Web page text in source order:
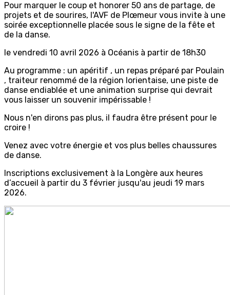
Pour marquer le coup et honorer 50 ans de partage, de
projets et de sourires, l'AVF de Plœmeur vous invite à une
soirée exceptionnelle placée sous le signe de la fête et
de la danse.
le vendredi 10 avril 2026 à Océanis à partir de 18h30
Au programme : un apéritif , un repas préparé par Poulain
, traiteur renommé de la région lorientaise, une piste de
danse endiablée et une animation surprise qui devrait
vous laisser un souvenir impérissable !
Nous n'en dirons pas plus, il faudra être présent pour le
croire !
Venez avec votre énergie et vos plus belles chaussures
de danse.
Inscriptions exclusivement à la Longère aux heures
d’accueil à partir du 3 février jusqu'au jeudi 19 mars
2026.